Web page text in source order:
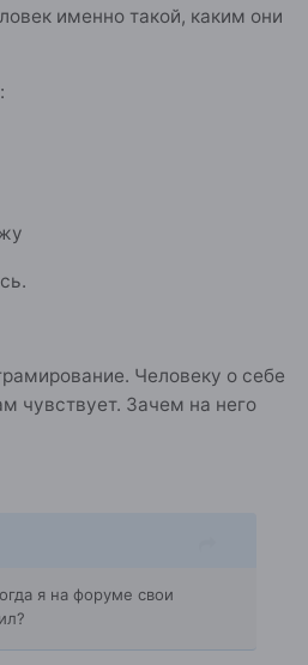
именно такой, каким они
Человеку о себе
чувствует. Зачем на него
я на форуме свои